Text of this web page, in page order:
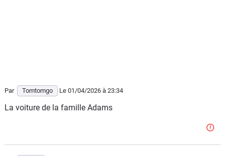
Par Tomtomgo Le 01/04/2026 à 23:34
La voiture de la famille Adams